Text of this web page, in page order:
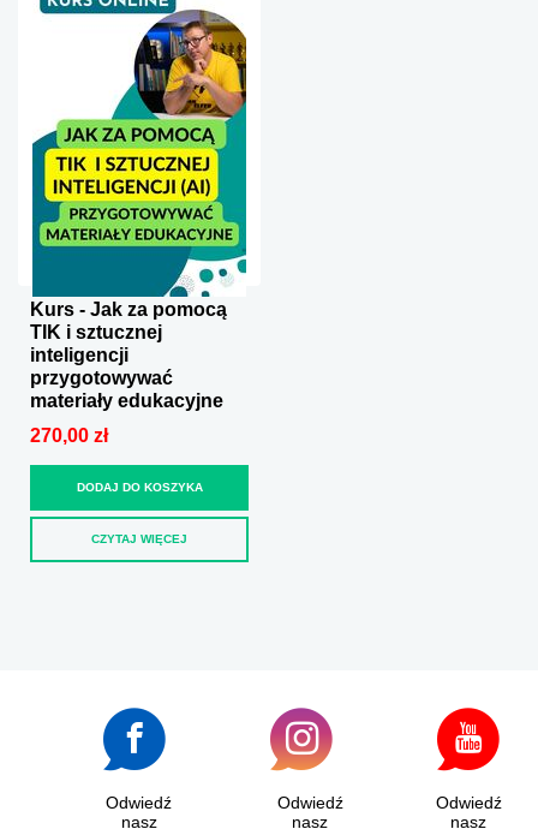
Kurs - Jak za pomocą
TIK i sztucznej
inteligencji
przygotowywać
materiały edukacyjne
270,00 zł
DODAJ DO KOSZYKA
CZYTAJ WIĘCEJ
Odwiedź
nasz
Odwiedź
nasz
Odwiedź
nasz